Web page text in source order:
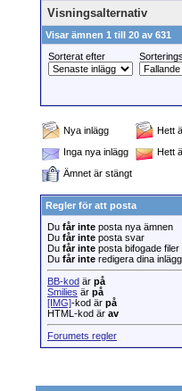
Visningsalternativ
Visar ämnen 1 till 20 av 631
Sorterat efter
Nya inlägg
Hett
Inga nya inlägg
Hett
Ämnet är stängt
Regler för att posta
Du får inte posta nya ämnen
Du får inte posta svar
Du får inte posta bifogade filer
Du får inte redigera dina inlägg
BB-kod är på
Smilies är på
[IMG]-kod är på
HTML-kod är av
Forumets regler